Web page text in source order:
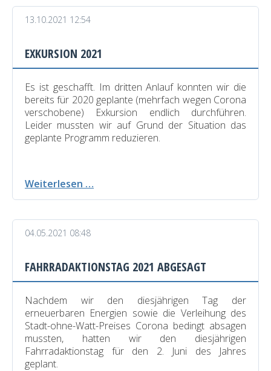
WATT-
13.10.2021 12:54
EXKURSION 2021
Es ist geschafft. Im dritten Anlauf konnten wir die
bereits für 2020 geplante (mehrfach wegen Corona
verschobene) Exkursion endlich durchführen.
Leider mussten wir auf Grund der Situation das
geplante Programm reduzieren.
Weiterlesen …
04.05.2021 08:48
FAHRRADAKTIONSTAG 2021 ABGESAGT
Nachdem wir den diesjährigen Tag der
erneuerbaren Energien sowie die Verleihung des
Stadt-ohne-Watt-Preises Corona bedingt absagen
mussten, hatten wir den diesjährigen
Fahrradaktionstag für den 2. Juni des Jahres
geplant.